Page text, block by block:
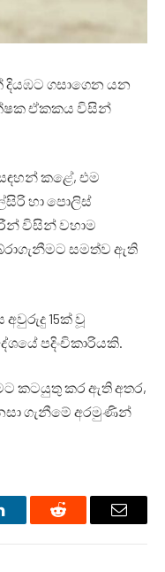
දියඹට ගසාගෙන යන
ඒකකය විසින්
කළේ, එම
හා පොලිස්
විසින් වහාම
සමත්ව ඇති
අවුරුදු 15ක් වූ
පදිංචිකාරියකි.
කටයුතු කර ඇති අතර,
ගැනීමේ අරමුණින්
Reddit Email